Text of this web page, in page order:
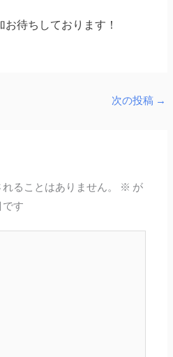
待ちしております！
次の投稿 →
ることはありません。 ※ が
です